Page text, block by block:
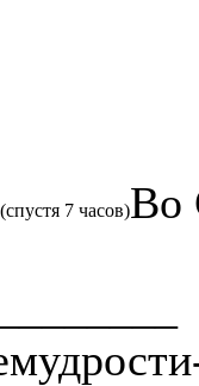
(спустя 7 часов)Во